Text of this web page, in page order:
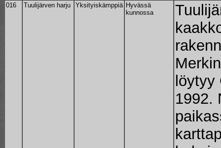
016 Tuulijärven harju Yksityiskämppiä Hyvässä
kunnossa
1992.